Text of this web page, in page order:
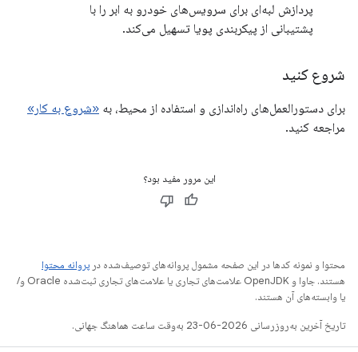
پردازش لبه‌ای برای سرویس‌های خودرو به ابر را با
پشتیبانی از پیکربندی پویا تسهیل می‌کند.
شروع کنید
برای دستورالعمل‌های راه‌اندازی و استفاده از محیط، به «شروع به کار»
مراجعه کنید.
این مرور مفید بود؟
محتوا و نمونه کدها در این صفحه مشمول پروانه‌های توصیف‌شده در پروانه محتوا
هستند. جاوا و OpenJDK علامت‌های تجاری یا علامت‌های تجاری ثبت‌شده Oracle و/
یا وابسته‌های آن هستند.
تاریخ آخرین به‌روزرسانی 2026-06-23 به‌وقت ساعت هماهنگ جهانی.